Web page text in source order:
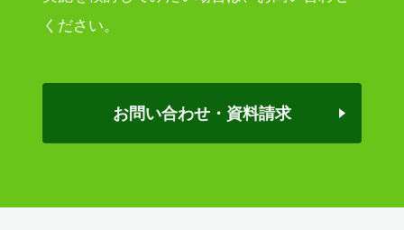
ください。
お問い合わせ・資料請求